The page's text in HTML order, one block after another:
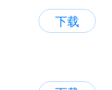
下载